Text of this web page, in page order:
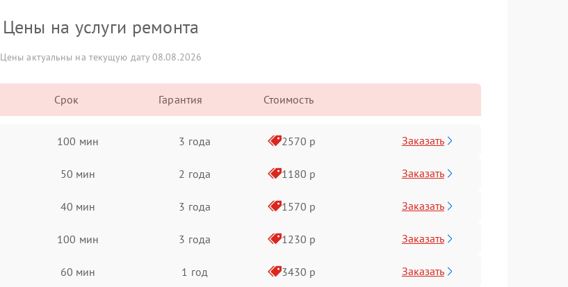
Цены на услуги ремонта
Цены актуальны на текущую дату 08.08.2026
Срок Гарантия Стоимость
100 мин 3 года 2570 р Заказать
50 мин 2 года 1180 р Заказать
40 мин 3 года 1570 р Заказать
100 мин 3 года 1230 р Заказать
60 мин 1 год 3430 р Заказать